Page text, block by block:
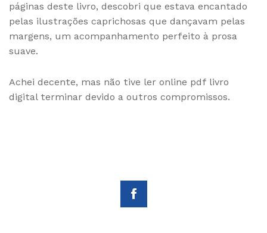
páginas deste livro, descobri que estava encantado
pelas ilustrações caprichosas que dançavam pelas
margens, um acompanhamento perfeito à prosa
suave.
Achei decente, mas não tive ler online pdf livro
digital terminar devido a outros compromissos.